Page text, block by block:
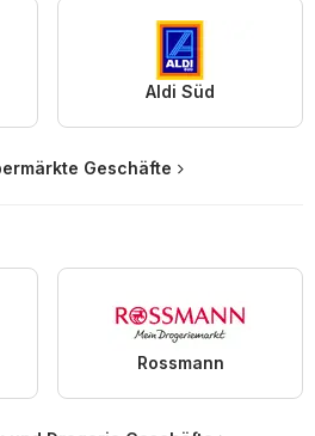
Aldi Süd
Geschäfte
Rossmann